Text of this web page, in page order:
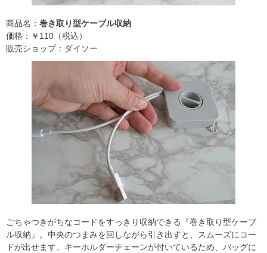
商品名： 巻き取り型ケーブル収納
価格：￥110（税込）
販売ショップ：ダイソー
ごちゃつきがちなコードをすっきり収納できる『巻き取り型ケーブ
ル収納』。中央のつまみを回しながら引き出すと、スムーズにコー
ドが出せます。キーホルダーチェーンが付いているため、バッグに